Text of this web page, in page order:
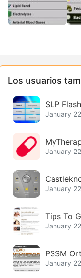
Los usuarios
SLP
January
January
January
Tips To
January
PSSM
January